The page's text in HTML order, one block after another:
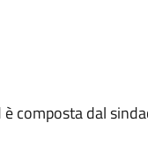
composta dal